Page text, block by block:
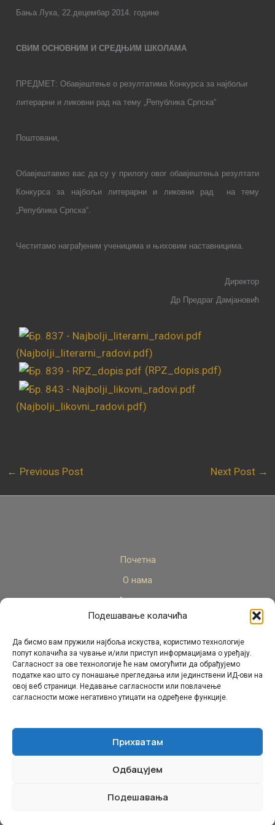
Подешавање колачића
Да бисмо вам пружили најбоља искуства, користимо технологије
попут колачића за чување и/или приступ информацијама о уређају.
Сагласност за ове технологије ће нам омогућити да обрађујемо
податке као што су понашање прегледања или јединствени ИД-ови на
овој веб страници. Недавање сагласности или повлачење
сагласности може негативно утицати на одређене функције.
Прихватам
Одбацујем
Подешавања
Бања Лука,22.децембар 2014. године
СВИМ ОСНОВНИМ И СРЕДЊИМ ШКОЛАМА
ПРЕДМЕТ: Обавјештење о резултатима Конкурса за најбољи
литерарни и ликовни рад на тему „Република Српска“
Поштовани,
Обавјештавмо вас да су у прилогу овог обавјештења резултати
Конкурса за најбољи литерарни и ликовни рад
на тему
„Република Српска“.
Честитамо награђеним ученицима и њиховим наставницима.
Директор
Др Предраг Дамјановић
(Najbolji_literarni_radovi.pdf)
(RPZ_dopis.pdf)
(Najbolji_likovni_radovi.pdf)
← Previous Post Next Post →
Почетна
О нама
Актуелно
Стручни кадар
Пројекти
Архива
Контакт
© Републички педагошки завод Републике Српске.